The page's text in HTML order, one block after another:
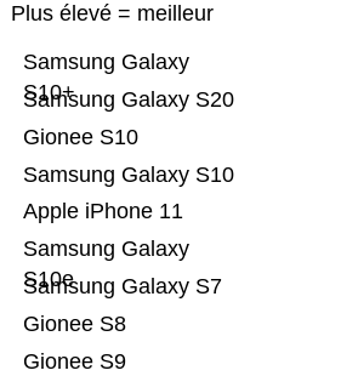
Plus élevé = meilleur
Gionee S9
Gionee S8
Samsung Galaxy S7
Samsung Galaxy
S10e
Apple iPhone 11
Samsung Galaxy S10
Gionee S10
Samsung Galaxy S20
Samsung Galaxy
S10+